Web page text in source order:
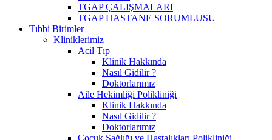
TGAP ÇALIŞMALARI
TGAP HASTANE SORUMLUSU
Tıbbi Birimler
Kliniklerimiz
Acil Tıp
Klinik Hakkında
Nasıl Gidilir ?
Doktorlarımız
Aile Hekimliği Polikliniği
Klinik Hakkında
Nasıl Gidilir ?
Doktorlarımız
Çocuk Sağlığı ve Hastalıkları Polikliniği